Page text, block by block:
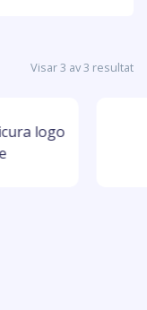
Visar 3 av 3 resultat